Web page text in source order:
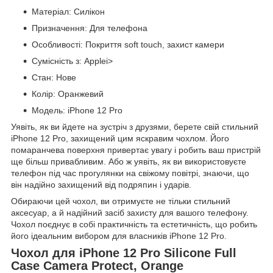
Матеріал: Силікон
Призначення: Для телефона
Особливості: Покриття soft touch, захист камери
Сумісність з: Applei>
Стан: Нове
Колір: Оранжевий
Модель: iPhone 12 Pro
Уявіть, як ви йдете на зустріч з друзями, берете свій стильний
iPhone 12 Pro, захищений цим яскравим чохлом. Його
помаранчева поверхня привертає увагу і робить ваш пристрій
ще більш привабливим. Або ж уявіть, як ви використовуєте
телефон під час прогулянки на свіжому повітрі, знаючи, що
він надійно захищений від подряпин і ударів.
Обираючи цей чохол, ви отримуєте не тільки стильний
аксесуар, а й надійний засіб захисту для вашого телефону.
Чохол поєднує в собі практичність та естетичність, що робить
його ідеальним вибором для власників iPhone 12 Pro.
Чохол для iPhone 12 Pro Silicone Full
Case Camera Protect, Orange